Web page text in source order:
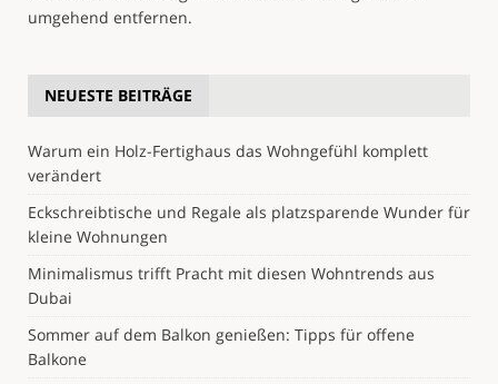
umgehend entfernen.
NEUESTE BEITRÄGE
Warum ein Holz-Fertighaus das Wohngefühl komplett
verändert
Eckschreibtische und Regale als platzsparende Wunder für
kleine Wohnungen
Minimalismus trifft Pracht mit diesen Wohntrends aus
Dubai
Sommer auf dem Balkon genießen: Tipps für offene
Balkone